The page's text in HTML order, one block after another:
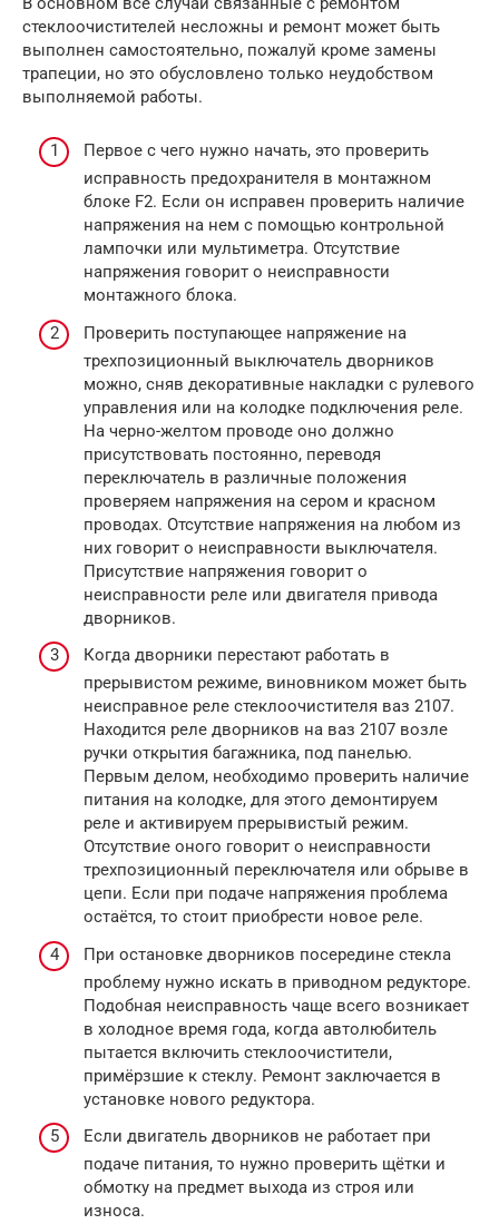
стеклоочистителей несложны и ремонт может быть
выполнен самостоятельно, пожалуй кроме замены
трапеции, но это обусловлено только неудобством
выполняемой работы.
Первое с чего нужно начать, это проверить
исправность предохранителя в монтажном
блоке F2. Если он исправен проверить наличие
напряжения на нем с помощью контрольной
лампочки или мультиметра. Отсутствие
напряжения говорит о неисправности
монтажного блока.
Проверить поступающее напряжение на
трехпозиционный выключатель дворников
можно, сняв декоративные накладки с рулевого
управления или на колодке подключения реле.
На черно-желтом проводе оно должно
присутствовать постоянно, переводя
переключатель в различные положения
проверяем напряжения на сером и красном
проводах. Отсутствие напряжения на любом из
них говорит о неисправности выключателя.
Присутствие напряжения говорит о
неисправности реле или двигателя привода
дворников.
Когда дворники перестают работать в
прерывистом режиме, виновником может быть
неисправное реле стеклоочистителя ваз 2107.
Находится реле дворников на ваз 2107 возле
ручки открытия багажника, под панелью.
Первым делом, необходимо проверить наличие
питания на колодке, для этого демонтируем
реле и активируем прерывистый режим.
Отсутствие оного говорит о неисправности
трехпозиционный переключателя или обрыве в
цепи. Если при подаче напряжения проблема
остаётся, то стоит приобрести новое реле.
При остановке дворников посередине стекла
проблему нужно искать в приводном редукторе.
Подобная неисправность чаще всего возникает
в холодное время года, когда автолюбитель
пытается включить стеклоочистители,
примёрзшие к стеклу. Ремонт заключается в
установке нового редуктора.
Если двигатель дворников не работает при
подаче питания, то нужно проверить щётки и
обмотку на предмет выхода из строя или
износа.